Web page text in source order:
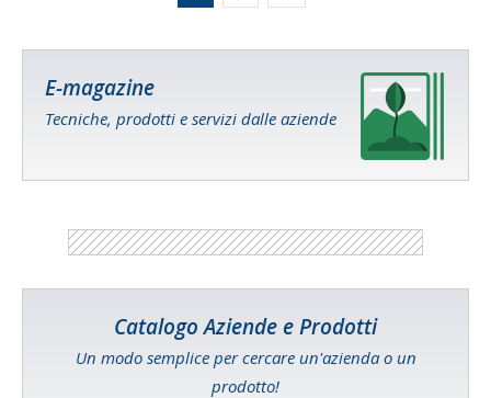
E-magazine
Tecniche, prodotti e servizi dalle aziende
Catalogo Aziende e Prodotti
Un modo semplice per cercare un'azienda o un
prodotto!